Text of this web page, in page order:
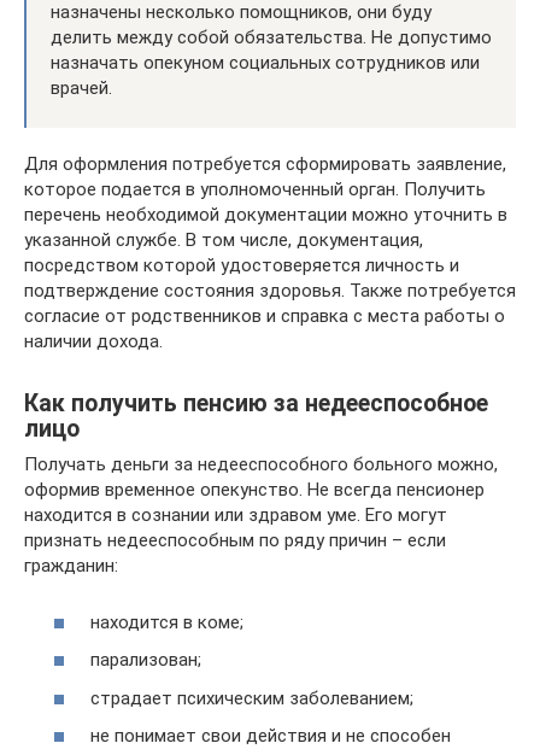
назначены несколько помощников, они буду
делить между собой обязательства. Не допустимо
назначать опекуном социальных сотрудников или
врачей.
Для оформления потребуется сформировать заявление,
которое подается в уполномоченный орган. Получить
перечень необходимой документации можно уточнить в
указанной службе. В том числе, документация,
посредством которой удостоверяется личность и
подтверждение состояния здоровья. Также потребуется
согласие от родственников и справка с места работы о
наличии дохода.
Как получить пенсию за недееспособное
лицо
Получать деньги за недееспособного больного можно,
оформив временное опекунство. Не всегда пенсионер
находится в сознании или здравом уме. Его могут
признать недееспособным по ряду причин – если
гражданин:
находится в коме;
парализован;
страдает психическим заболеванием;
не понимает свои действия и не способен